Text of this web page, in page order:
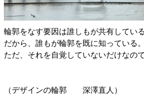
輪郭をなす要因は誰しもが共有している
だから、誰もが輪郭を既に知っている。
ただ、それを自覚していないだけなので
（デザインの輪郭 深澤直人）